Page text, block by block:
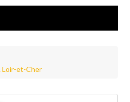
Loir-et-Cher